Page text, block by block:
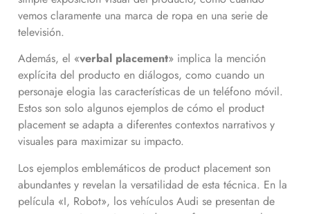
vemos claramente una marca de ropa en una serie de
televisión.
Además, el «verbal placement» implica la mención
explícita del producto en diálogos, como cuando un
personaje elogia las características de un teléfono móvil.
Estos son solo algunos ejemplos de cómo el product
placement se adapta a diferentes contextos narrativos y
visuales para maximizar su impacto.
Los ejemplos emblemáticos de product placement son
abundantes y revelan la versatilidad de esta técnica. En la
película «I, Robot», los vehículos Audi se presentan de